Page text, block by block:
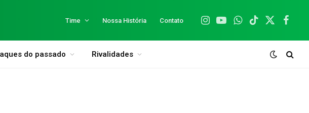
Time Nossa História Contato
Instagram
YouTubeWhatsApp
TikTok
X
do passado Rivalidades